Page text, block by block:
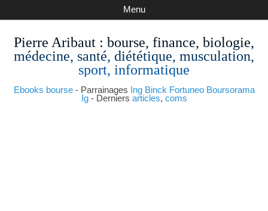
Pierre Aribaut : bourse, finance, biologie,
médecine, santé, diététique, musculation,
sport, informatique
Ebooks bourse- Parrainages Ing Binck Fortuneo Boursorama
Ig- Derniers articles, coms
Menu